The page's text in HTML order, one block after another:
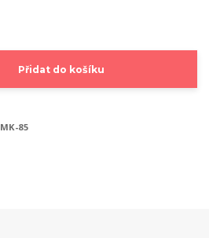
Přidat do košíku
MK-85